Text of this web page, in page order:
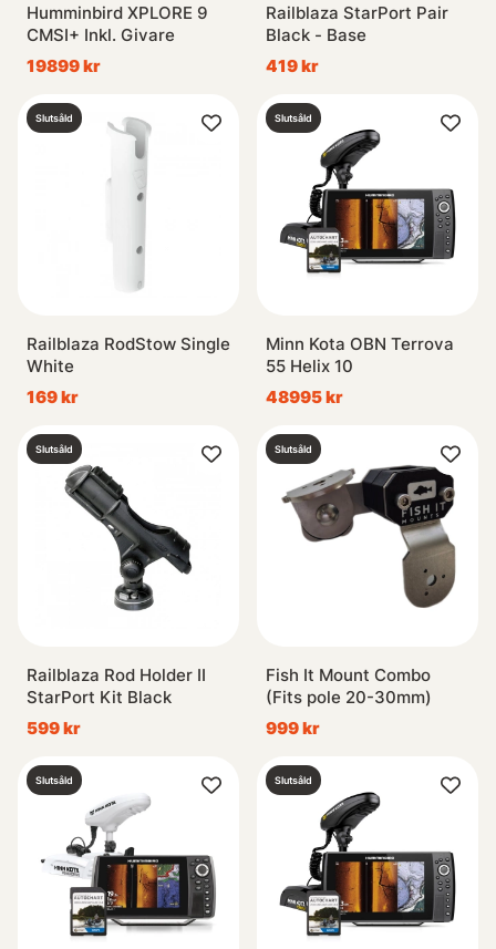
Humminbird XPLORE 9
CMSI+ Inkl. Givare
19899 kr
Railblaza StarPort Pair
Black - Base
419 kr
Slutsåld
Railblaza RodStow Single
White
169 kr
Slutsåld
Minn Kota OBN Terrova
55 Helix 10
48995 kr
Slutsåld
Railblaza Rod Holder II
StarPort Kit Black
599 kr
Slutsåld
Fish It Mount Combo
(Fits pole 20-30mm)
999 kr
Slutsåld Slutsåld